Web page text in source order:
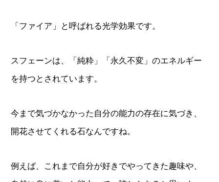
「ファイア」と呼ばれる光学効果です。
スフェーンは、「純粋」「永久不変」のエネルギー
を持つとされています。
今まで気づかなかった自分の能力の存在に気づき、
開花させてくれる石なんですね。
例えば、これまで自分が好きでやってきた趣味や、